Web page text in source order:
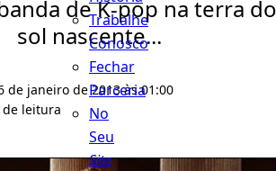
Trabalhe
Conosco
Fechar
Parceria
No
Seu
Site
de K-pop na terra do
sol nascente...
de janeiro de 2013 às 01:00
leitura